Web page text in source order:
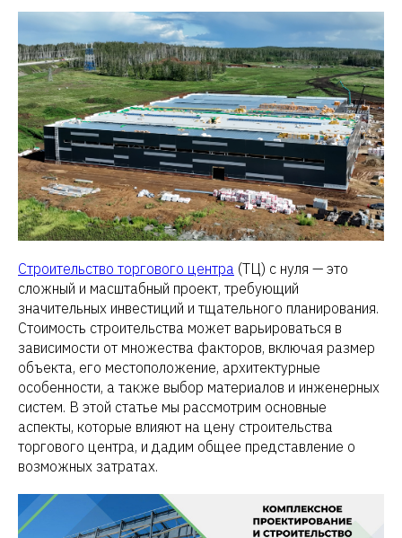
Строительство торгового центра (ТЦ) с нуля — это
сложный и масштабный проект, требующий
значительных инвестиций и тщательного планирования.
Стоимость строительства может варьироваться в
зависимости от множества факторов, включая размер
объекта, его местоположение, архитектурные
особенности, а также выбор материалов и инженерных
систем. В этой статье мы рассмотрим основные
аспекты, которые влияют на цену строительства
торгового центра, и дадим общее представление о
возможных затратах.